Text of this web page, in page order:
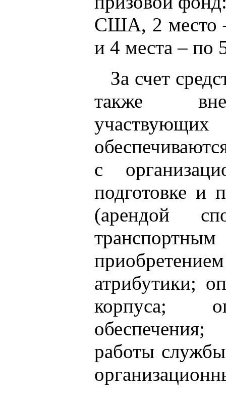
США, 2 место
и 4 места –
За счет
также
с
подготовке и
(арендой
атрибутики;
корпуса;
работы